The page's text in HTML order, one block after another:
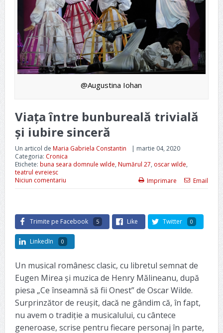
@Augustina Iohan
Viața între bunbureală trivială
și iubire sinceră
Un articol de Maria Gabriela Constantin | martie 04, 2020
Categoria: Cronica
Etichete: buna seara domnule wilde, Numărul 27, oscar wilde,
teatrul evreiesc
Niciun comentariu
Imprimare Email
Trimite pe Facebook 5 Like Twitter 0
LinkedIn 0
Un musical românesc clasic, cu libretul semnat de
Eugen Mirea și muzica de Henry Mălineanu, după
piesa „Ce înseamnă să fii Onest” de Oscar Wilde.
Surprinzător de reușit, dacă ne gândim că, în fapt,
nu avem o tradiție a musicalului, cu cântece
generoase, scrise pentru fiecare personaj în parte,